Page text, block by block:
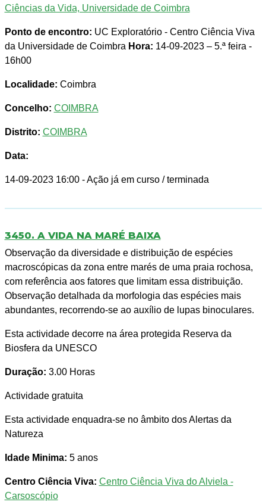
Ciências da Vida, Universidade de Coimbra
Ponto de encontro: UC Exploratório - Centro Ciência Viva
da Universidade de Coimbra Hora: 14-09-2023 – 5.ª feira -
16h00
Localidade: Coimbra
Concelho: COIMBRA
Distrito: COIMBRA
Data:
14-09-2023 16:00 - Ação já em curso / terminada
3450. A VIDA NA MARÉ BAIXA
Observação da diversidade e distribuição de espécies
macroscópicas da zona entre marés de uma praia rochosa,
com referência aos fatores que limitam essa distribuição.
Observação detalhada da morfologia das espécies mais
abundantes, recorrendo-se ao auxílio de lupas binoculares.
Esta actividade decorre na área protegida Reserva da
Biosfera da UNESCO
Duração: 3.00 Horas
Actividade gratuita
Esta actividade enquadra-se no âmbito dos Alertas da
Natureza
Idade Minima: 5 anos
Centro Ciência Viva: Centro Ciência Viva do Alviela -
Carsoscópio